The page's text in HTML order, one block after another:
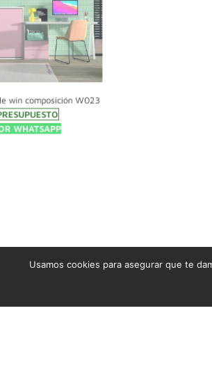
win composición W023
WHATSAPP
Usamos cookies para asegurar que te